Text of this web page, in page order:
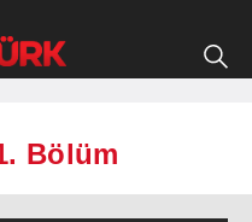
Bölüm